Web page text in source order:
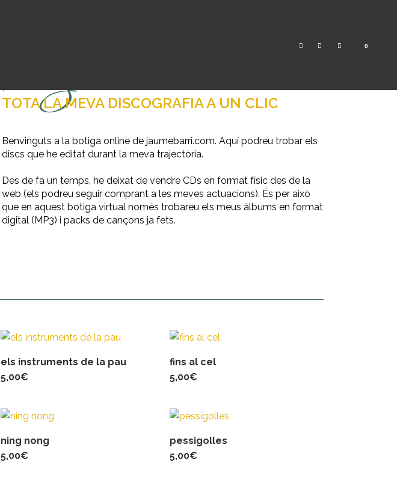
0
botiga on line
TOTA LA MEVA DISCOGRAFIA A UN CLIC
Benvinguts a la botiga online de jaumebarri.com. Aquí podreu trobar els
discs que he editat durant la meva trajectòria.
Des de fa un temps, he deixat de vendre CDs en format físic des de la
web (els podreu seguir comprant a les meves actuacions). És per això
que en aquest botiga virtual només trobareu els meus àlbums en format
digital (MP3) i packs de cançons ja fets.
els instruments de la pau
5,00€
fins al cel
5,00€
ning nong
5,00€
pessigolles
5,00€